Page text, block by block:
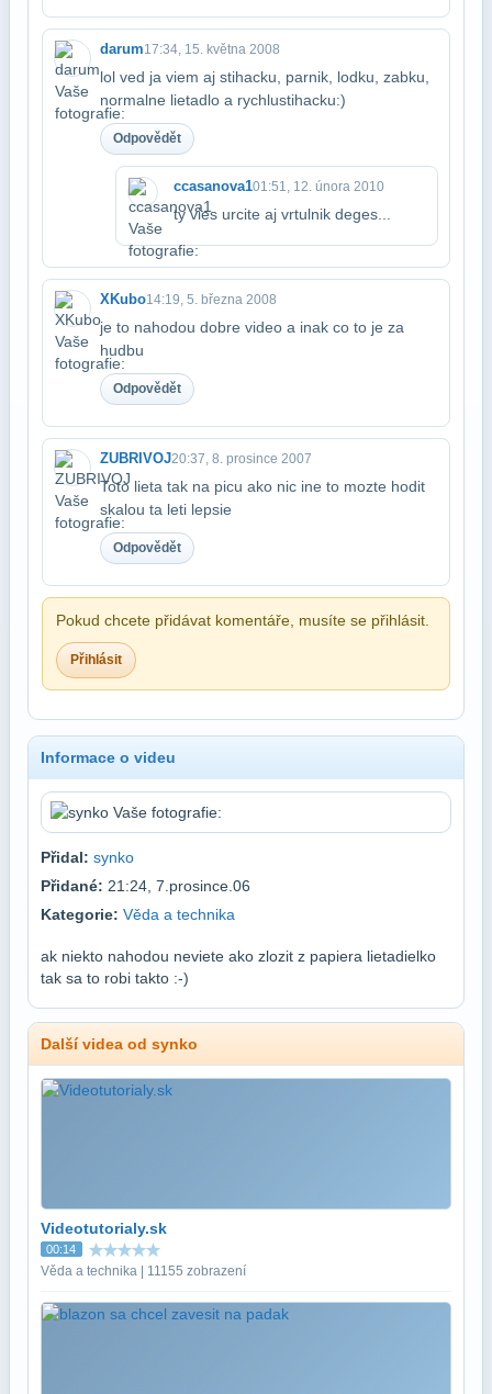
darum17:34, 15. května 2008
lol ved ja viem aj stihacku, parnik, lodku, zabku,
normalne lietadlo a rychlu​stihacku:)
Odpovědět
ccasanova101:51, 12. února 2010
ty vies urcite aj vrtulnik deges...
XKubo14:19, 5. března 2008
je to nahodou dobre video a inak co to je za
hudbu
Odpovědět
ZUBRIVOJ20:37, 8. prosince 2007
Toto lieta tak na picu ako nic ine to mozte hodit
skalou ta leti lepsie
Odpovědět
Pokud chcete přidávat komentáře, musíte se přihlásit.
Přihlásit
Informace o videu
Přidal: synko
Přidané: 21:24, 7.prosince.06
Kategorie: Věda a technika
ak niekto nahodou neviete ako zlozit z papiera lietadielko
tak sa to robi takto :-)
Další videa od synko
Videotutorialy.sk
00:14
Věda a technika | 11155 zobrazení